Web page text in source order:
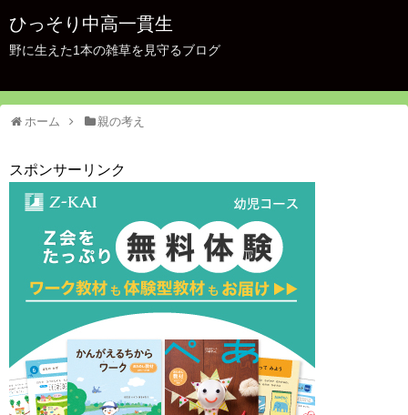
ひっそり中高一貫生
野に生えた1本の雑草を見守るブログ
ホーム 親の考え
スポンサーリンク